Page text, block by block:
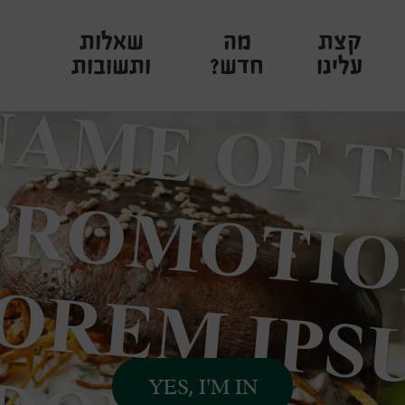
קצת
עלינו
מה
חדש?
שאלות
ותשובות
YES, I'M IN